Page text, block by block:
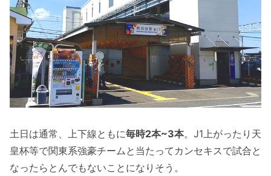
土日は通常、上下線ともに毎時2本~3本。J1上がったり天
皇杯等で関東系強豪チームと当たってカンセキスで試合と
なったらとんでもないことになりそう。